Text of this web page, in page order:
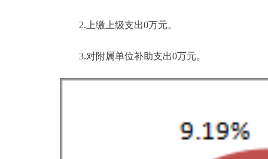
2.上缴上级支出0万元。
3.对附属单位补助支出0万元。